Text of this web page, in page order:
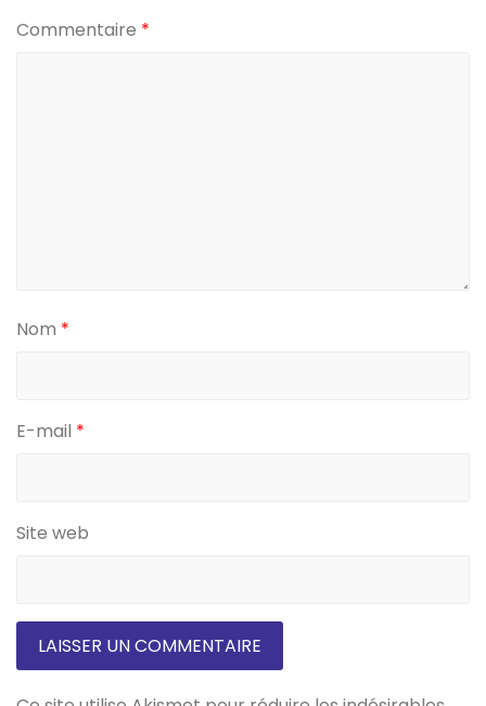
Commentaire *
Nom *
E-mail *
Site web